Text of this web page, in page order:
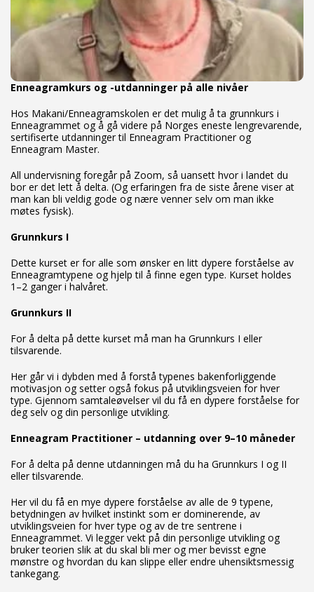
Enneagramkurs og -utdanninger på alle nivåer
Hos Makani/Enneagramskolen er det mulig å ta grunnkurs i
Enneagrammet og å gå videre på Norges eneste lengrevarende,
sertifiserte utdanninger til Enneagram Practitioner og
Enneagram Master.
All undervisning foregår på Zoom, så uansett hvor i landet du
bor er det lett å delta. (Og erfaringen fra de siste årene viser at
man kan bli veldig gode og nære venner selv om man ikke
møtes fysisk).
Grunnkurs I
Dette kurset er for alle som ønsker en litt dypere forståelse av
Enneagramtypene og hjelp til å finne egen type. Kurset holdes
1–2 ganger i halvåret.
Grunnkurs II
For å delta på dette kurset må man ha Grunnkurs I eller
tilsvarende.
Her går vi i dybden med å forstå typenes bakenforliggende
motivasjon og setter også fokus på utviklingsveien for hver
type. Gjennom samtaleøvelser vil du få en dypere forståelse for
deg selv og din personlige utvikling.
Enneagram Practitioner – utdanning over 9–10 måneder
For å delta på denne utdanningen må du ha Grunnkurs I og II
eller tilsvarende.
Her vil du få en mye dypere forståelse av alle de 9 typene,
betydningen av hvilket instinkt som er dominerende, av
utviklingsveien for hver type og av de tre sentrene i
Enneagrammet. Vi legger vekt på din personlige utvikling og
bruker teorien slik at du skal bli mer og mer bevisst egne
mønstre og hvordan du kan slippe eller endre uhensiktsmessig
tankegang.